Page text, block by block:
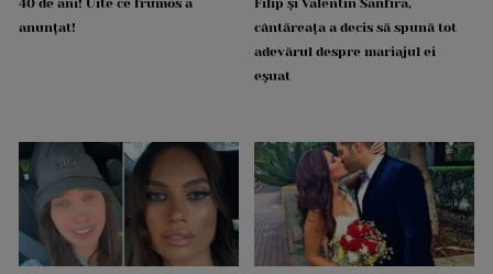
40 de ani! Uite ce frumos a
anunțat!
Filip și Valentin Sanfira,
cântăreața a decis să spună tot
adevărul despre mariajul ei
eșuat